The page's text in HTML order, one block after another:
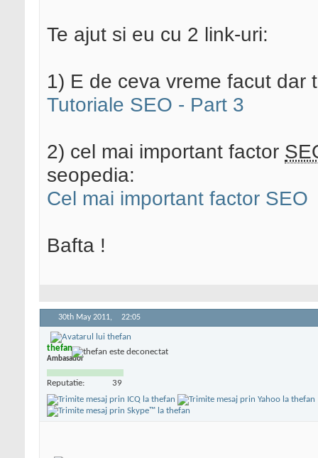
Te ajut si eu cu 2 link-uri:
1) E de ceva vreme facut dar
Tutoriale SEO - Part 3
2) cel mai important factor
seopedia:
Cel mai important factor SEO
Bafta !
30th May 2011, 22:05
thefan
Ambasador
Reputatie: 39